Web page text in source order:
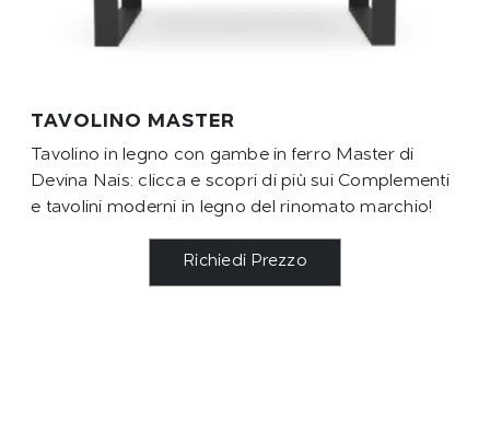
TAVOLINO MASTER
Tavolino in legno con gambe in ferro Master di
Devina Nais: clicca e scopri di più sui Complementi
e tavolini moderni in legno del rinomato marchio!
Richiedi Prezzo